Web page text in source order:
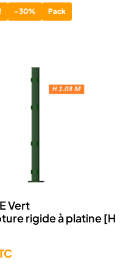
-30% Pack
Vert
rigide à platine [H